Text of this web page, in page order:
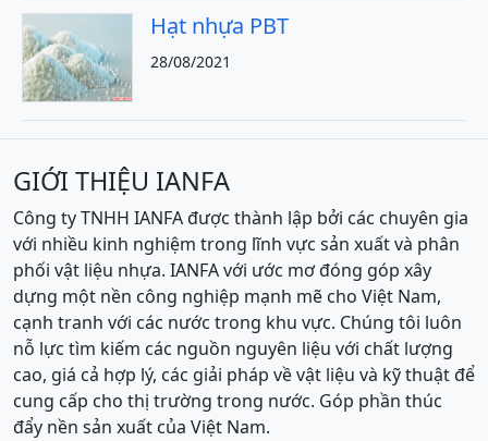
Hạt nhựa PBT
28/08/2021
GIỚI THIỆU IANFA
Công ty TNHH IANFA được thành lập bởi các chuyên gia
với nhiều kinh nghiệm trong lĩnh vực sản xuất và phân
phối vật liệu nhựa. IANFA với ước mơ đóng góp xây
dựng một nền công nghiệp mạnh mẽ cho Việt Nam,
cạnh tranh với các nước trong khu vực. Chúng tôi luôn
nỗ lực tìm kiếm các nguồn nguyên liệu với chất lượng
cao, giá cả hợp lý, các giải pháp về vật liệu và kỹ thuật để
cung cấp cho thị trường trong nước. Góp phần thúc
đẩy nền sản xuất của Việt Nam.